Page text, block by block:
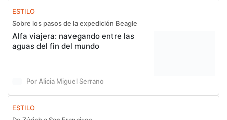
ESTILO
Sobre los pasos de la expedición Beagle
Alfa viajera: navegando entre las
aguas del fin del mundo
Por Alicia Miguel Serrano
ESTILO